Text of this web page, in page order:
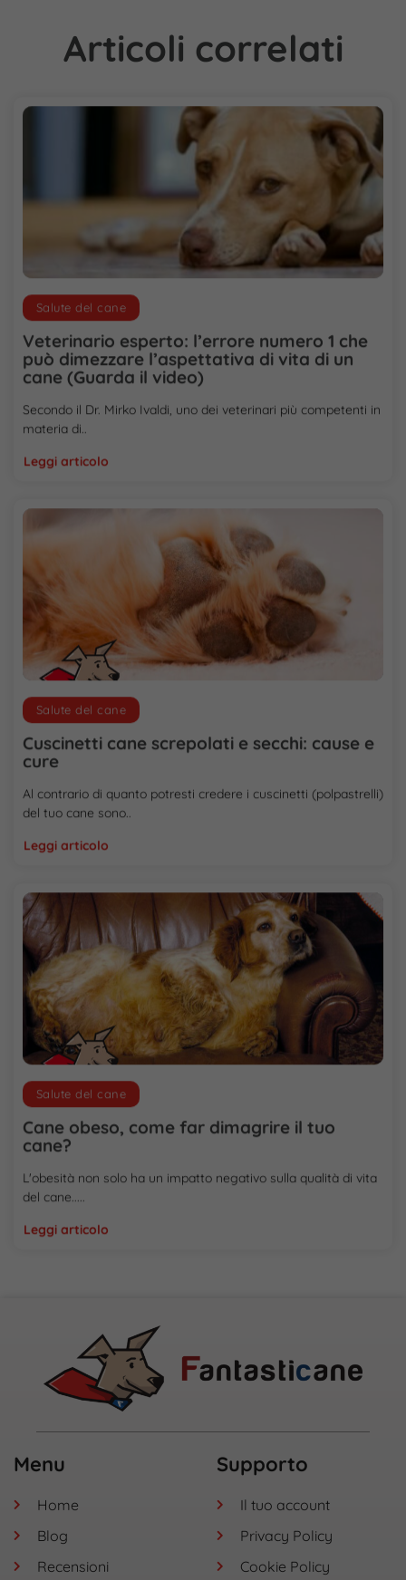
Articoli correlati
Salute del cane
Veterinario esperto: l’errore numero 1 che
può dimezzare l’aspettativa di vita di un
cane (Guarda il video)
Secondo il Dr. Mirko Ivaldi, uno dei veterinari più competenti in
materia di..
Leggi articolo
Salute del cane
Cuscinetti cane screpolati e secchi: cause e
cure
Al contrario di quanto potresti credere i cuscinetti (polpastrelli)
del tuo cane sono..
Leggi articolo
Salute del cane
Cane obeso, come far dimagrire il tuo
cane?
L'obesità non solo ha un impatto negativo sulla qualità di vita
del cane.....
Leggi articolo
Menu
Home
Blog
Recensioni
Supporto
Il tuo account
Privacy Policy
Cookie Policy